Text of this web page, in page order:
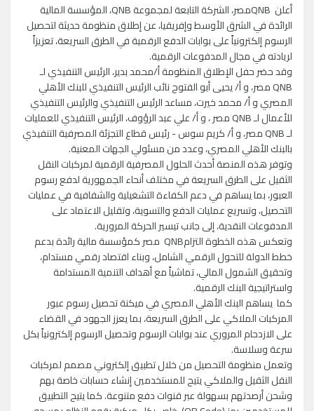
أعلن QNBمصر، الشركة التابعة لمجموعة QNB، المؤسسة المالية
الرائدة في الشرق الأوسط وإفريقيا، عن إطلاق منظومة حديثة لتحصيل
الرسوم إلكترونياً على بوابات الدفع الرقمية في الطرق السريعة، تعزيزاً
لريادته في مجال المدفوعات الرقمية.
وقد حضر حفل الإطلاق المنظومة أ/محمد بدير، الرئيس التنفيذي لـ
QNB مصر، و أ/ يحيى أبو الفتوح نائب الرئيس التنفيذي للبنك الأهلي
المصري و أ/ محمد خيرت، مساعد الرئيس التنفيذي والرئيس التنفيذي
للأعمال لـ QNB مصر ، و أ/ علي عبد الرؤوف، الرئيس التنفيذي للعمليات
لـ QNB مصر، و أ/ كريم سوس - رئيس قطاع التجزئة المصرفية التنفيذي
بالبنك الأهلي المصري، وعدد من مسئولي الجهات المعنية.
وتوفر هذه المنصة أحدث الحلول المصرفية الرقمية لمركبات النقل
الثقيل على الطرق السريعة في مختلف أنحاء الجمهورية لدفع رسوم
العبور، بما يساهم في دعم الكفاءة التشغيلية والشفافية في عمليات
التحصيل، وتسريع عمليات الدفع والتسوية، وتقليل الاعتماد على
المدفوعات النقدية، إلى جانب تيسير الحركة المرورية.
وتعكس هذه الخطوة التزامQNB مصر كمؤسسة مالية رائدة بدعم
خطط الدولة للتحول الرقمي الشامل، وبناء اقتصاد رقمي مستدام،
وتحقيق الشمول المالي، تماشياً مع أهداف التنمية المستدامة
واستراتيجية البنك الرقمية.
كما يساهم البنك الأهلي المصري في ميكنة تحصيل رسوم عبور
المركبات الملاكي على الطرق السريعة، بما يعزز الجهود في القضاء
على الازدحام المروري عند بوابات الرسوم وتحصيل الرسوم إلكترونياً بكل
سرعة وسلاسة.
وتعمل منظومة التحصيل من خلال تطبيق إلكتروني مصمم لمركبات
النقل الثقيل والملاكي يتيح للمستخدمين إنشاء حسابات خاصة بهم
وشحن أرصدتهم بسهولة عبر قنوات دفع متنوعة. كما يتيح التطبيق